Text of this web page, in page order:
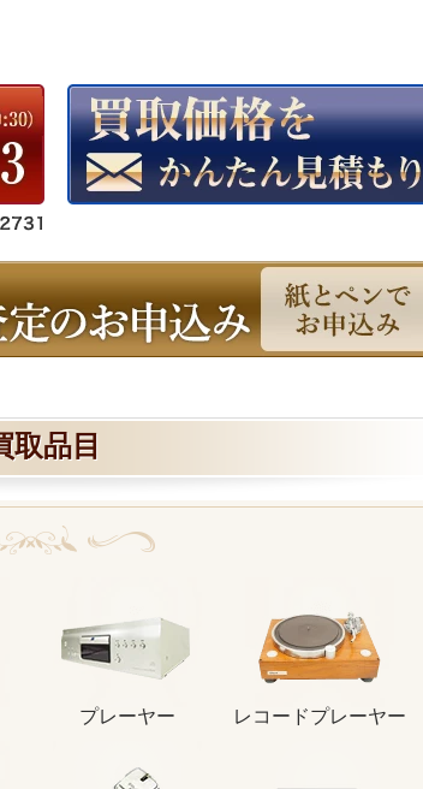
取品目
プレーヤー レコードプレーヤー